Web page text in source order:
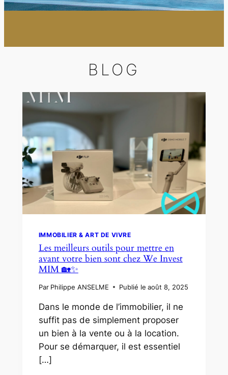
BLOG
IMMOBILIER & ART DE VIVRE
Les meilleurs outils pour mettre en
avant votre bien sont chez We Invest
MIM 🏡✨
Par Philippe ANSELME Publié le août 8, 2025
Dans le monde de l’immobilier, il ne
suffit pas de simplement proposer
un bien à la vente ou à la location.
Pour se démarquer, il est essentiel
[…]